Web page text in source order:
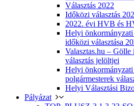
Választás 2022
Időközi választás
2022. évi HVB és
Helyi önkormányzati
időközi választása
Valasztas.hu –
választás jelöltjei
Helyi
polgármesterek
Helyi Választási
Pályázat